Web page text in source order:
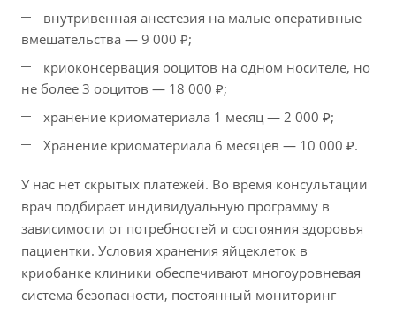
внутривенная анестезия на малые оперативные
вмешательства — 9 000 ₽;
криоконсервация ооцитов на одном носителе, но
не более 3 ооцитов — 18 000 ₽;
хранение криоматериала 1 месяц — 2 000 ₽;
Хранение криоматериала 6 месяцев — 10 000 ₽.
У нас нет скрытых платежей. Во время консультации
врач подбирает индивидуальную программу в
зависимости от потребностей и состояния здоровья
пациентки. Условия хранения яйцеклеток в
криобанке клиники обеспечивают многоуровневая
система безопасности, постоянный мониторинг